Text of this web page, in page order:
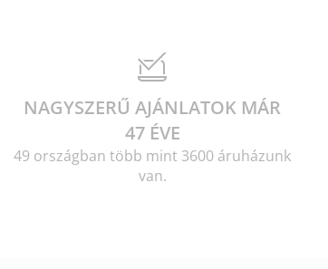
NAGYSZERŰ AJÁNLATOK MÁR
47 ÉVE
49 országban több mint 3600 áruházunk
van.